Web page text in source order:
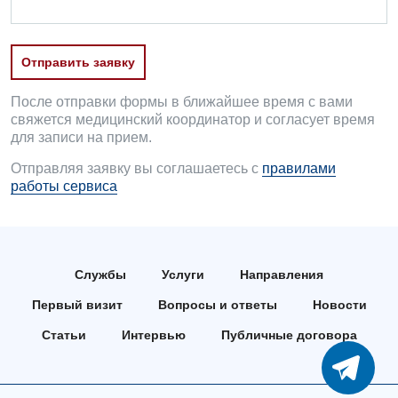
Эндоскопическое отделение
Для взрослых
Акушерство и гинекология
Аллергология, иммунология
Андрология
Офтальмологическое отделение
Педиатрическое отделение
Скорая медицинская помощь
Травматологическое отделение
Украинский
Русский
Отправить заявку
После отправки формы в ближайшее время с вами
свяжется медицинский координатор и согласует время
для записи на прием.
Отправляя заявку вы соглашаетесь с правилами
работы сервиса
Службы Услуги Направления
Первый визит Вопросы и ответы Новости
Статьи Интервью Публичные договора